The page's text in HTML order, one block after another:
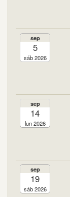
sep
5
sáb 2026
sep
14
lun 2026
sep
19
sáb 2026